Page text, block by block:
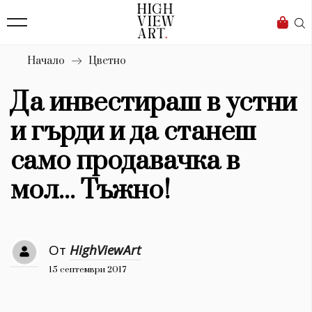
Бизнес
Мода
Dialogue
Изкуство
4340
Красота
777
Дизайн
1272
Начало Цветно
Да инвестираш в устни
и гърди и да станеш
само продавачка в
мол... Тъжно!
От HighViewArt
15 септември 2017